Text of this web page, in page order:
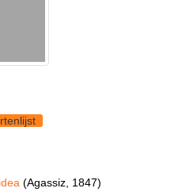
(Agassiz, 1847)